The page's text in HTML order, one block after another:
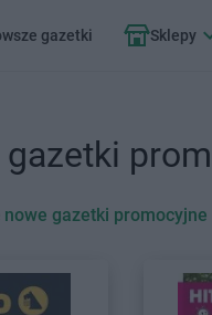
gazetki Sklepy
nowe gazetki promocyjne